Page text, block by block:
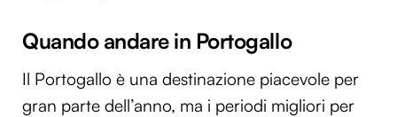
Quando andare in Portogallo
Il Portogallo è una destinazione piacevole per
gran parte dell’anno, ma i periodi migliori per